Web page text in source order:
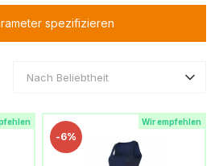
spezifizieren
Nach Beliebtheit
Wir empfehlen
-6%